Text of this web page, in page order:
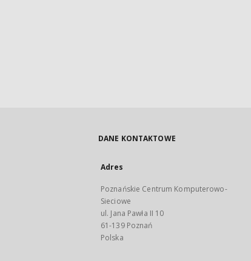
DANE KONTAKTOWE
Adres
Poznańskie Centrum Komputerowo-
Sieciowe
ul. Jana Pawła II 10
61-139 Poznań
Polska